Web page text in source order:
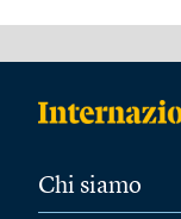
Chi siamo